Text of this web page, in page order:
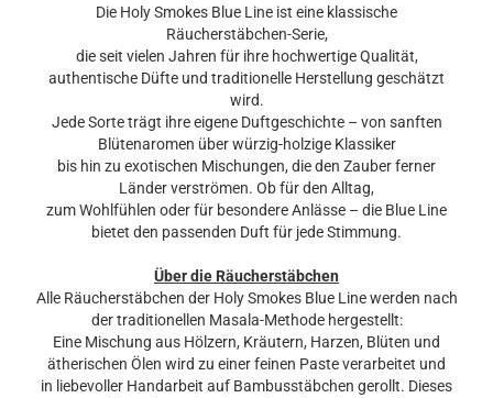
Die Holy Smokes Blue Line ist eine klassische
Räucherstäbchen-Serie,
die seit vielen Jahren für ihre hochwertige Qualität,
authentische Düfte und traditionelle Herstellung geschätzt
wird.
Jede Sorte trägt ihre eigene Duftgeschichte – von sanften
Blütenaromen über würzig-holzige Klassiker
bis hin zu exotischen Mischungen, die den Zauber ferner
Länder verströmen. Ob für den Alltag,
zum Wohlfühlen oder für besondere Anlässe – die Blue Line
bietet den passenden Duft für jede Stimmung.
Über die Räucherstäbchen
Alle Räucherstäbchen der Holy Smokes Blue Line werden nach
der traditionellen Masala-Methode hergestellt:
Eine Mischung aus Hölzern, Kräutern, Harzen, Blüten und
ätherischen Ölen wird zu einer feinen Paste verarbeitet und
in liebevoller Handarbeit auf Bambusstäbchen gerollt. Dieses